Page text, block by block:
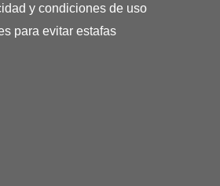
y condiciones de uso
para evitar estafas